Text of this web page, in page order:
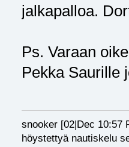
jalkapalloa.
Ps. Varaan
Pekka Saurille
snooker [02|Dec 10:57
höystettyä nautiskelu